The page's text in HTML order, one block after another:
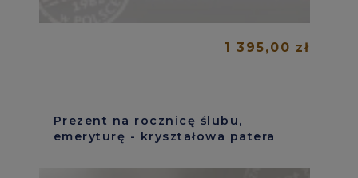
1 395,00 zł
Prezent na rocznicę ślubu,
emeryturę - kryształowa patera